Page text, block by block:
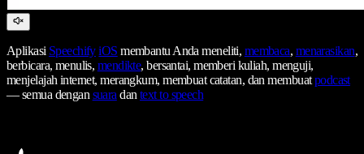
Aplikasi Speechify iOS membantu Anda meneliti, membaca, menarasikan,
berbicara, menulis, mendikte, bersantai, memberi kuliah, menguji,
menjelajah internet, merangkum, membuat catatan, dan membuatpodcast
— semua dengansuaradantext to speech